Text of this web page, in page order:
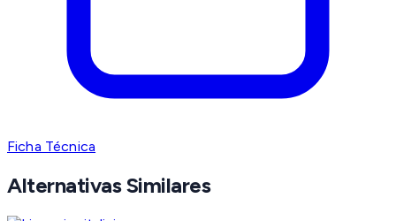
Ficha Técnica
Alternativas Similares